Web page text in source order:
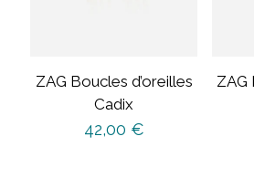
ZAG Boucles d’oreilles
Cadix
42,00 €
ZAG